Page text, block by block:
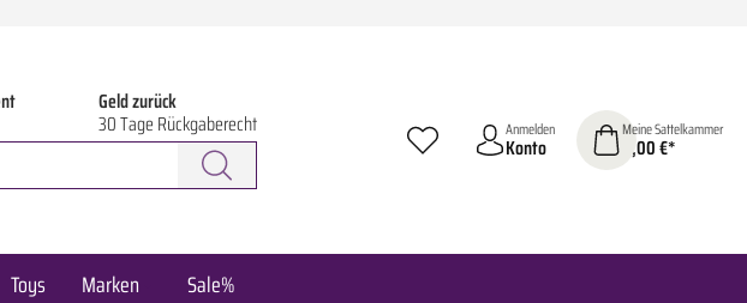
Geld zurück
30 Tage Rückgaberecht Anmelden
Konto
Meine Sattelkammer
0,00 €*
Toys Marken Sale%